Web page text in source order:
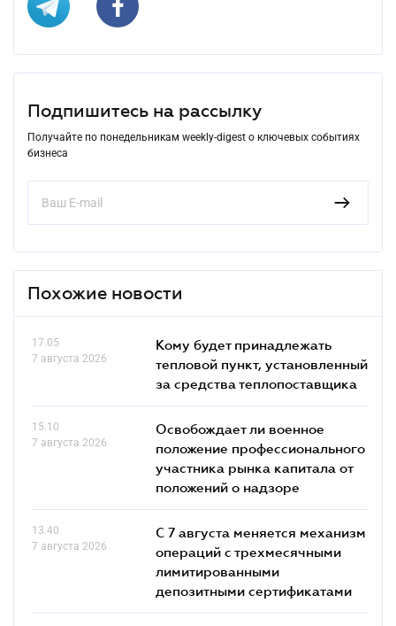
Подпишитесь на рассылку
Получайте по понедельникам weekly-digest о ключевых событиях
бизнеса
Похожие новости
17.05
7 августа 2026
Кому будет принадлежать
тепловой пункт, установленный
за средства теплопоставщика
15.10
7 августа 2026
Освобождает ли военное
положение профессионального
участника рынка капитала от
положений о надзоре
13.40
7 августа 2026
С 7 августа меняется механизм
операций с трехмесячными
лимитированными
депозитными сертификатами